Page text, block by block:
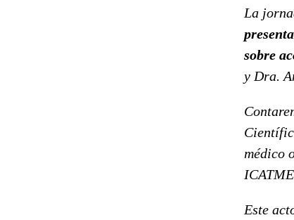
La
sobre
y Dra.
médico
Este